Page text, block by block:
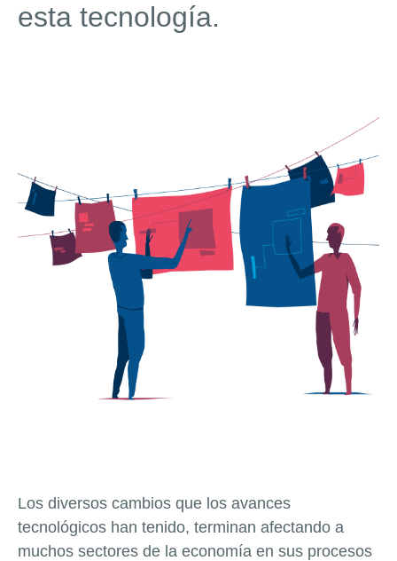
esta tecnología.
Los diversos cambios que los avances
tecnológicos han tenido, terminan afectando a
muchos sectores de la economía en sus procesos